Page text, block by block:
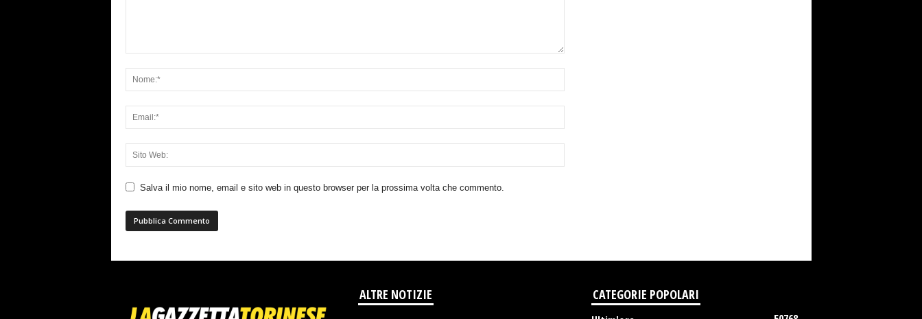
Salva il mio nome, email e sito web in questo browser per la prossima volta che commento.
ALTRE NOTIZIE CATEGORIE POPOLARI